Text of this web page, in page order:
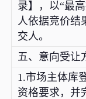
录】，以“最
人依据竞价结
交人。
五、意向受让
1.市场主体库
资格要求，并